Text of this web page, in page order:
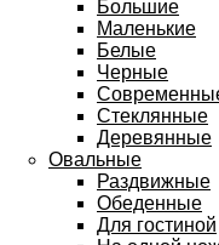
Большие
Маленькие
Белые
Черные
Стеклянные
Деревянные
Овальные
Раздвижные
Обеденные
Для гостиной